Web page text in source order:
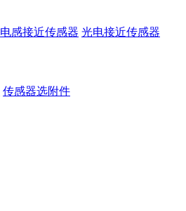
电感接近传感器 光电接近传感器
传感器选附件